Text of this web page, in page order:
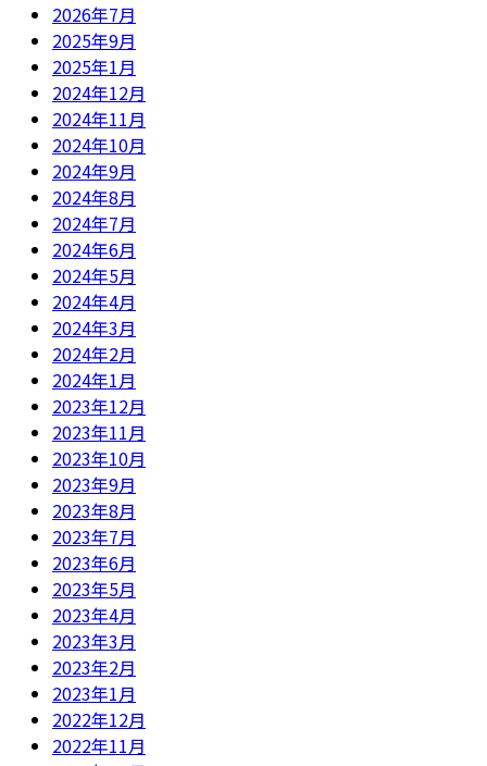
2026年7月
2025年9月
2025年1月
2024年12月
2024年11月
2024年10月
2024年9月
2024年8月
2024年7月
2024年6月
2024年5月
2024年4月
2024年3月
2024年2月
2024年1月
2023年12月
2023年11月
2023年10月
2023年9月
2023年8月
2023年7月
2023年6月
2023年5月
2023年4月
2023年3月
2023年2月
2023年1月
2022年12月
2022年11月